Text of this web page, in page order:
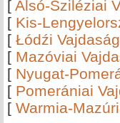
[ Alsó-Sziléziai
[ Kis-
[ Łódźi Vajdaság
[ Mazóviai
[ Nyugat-
[ Pomerániai
[ Warmia-